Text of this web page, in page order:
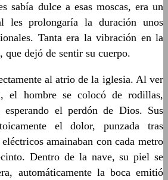
sabía dulce a esas moscas, era un
prolongaría la duración unos
Tanta era la vibración en la
dejó de sentir su cuerpo.
al atrio de la iglesia. Al ver
el hombre se colocó de rodillas,
esperando el perdón de Dios. Sus
el dolor, punzada tras
amainaban con cada metro
Dentro de la nave, su piel se
automáticamente la boca emitió